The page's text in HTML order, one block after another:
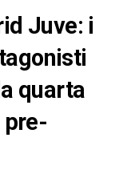
Juve: i
quarta
pre-